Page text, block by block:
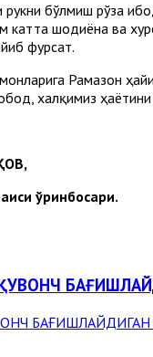
рукни бўлмиш рўза
шодиёна ва
фурсат.
Рамазон
халқимиз
,
ўринбосари.